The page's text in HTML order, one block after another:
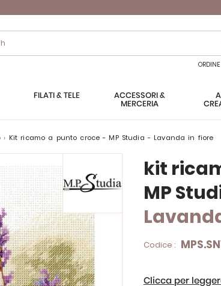
ORDINE
FILATI & TELE
ACCESSORI &
MERCERIA
kit ricamo a punto croce - MP Studia - Lavanda in fiore
kit
MP
Codice :
Clicca per